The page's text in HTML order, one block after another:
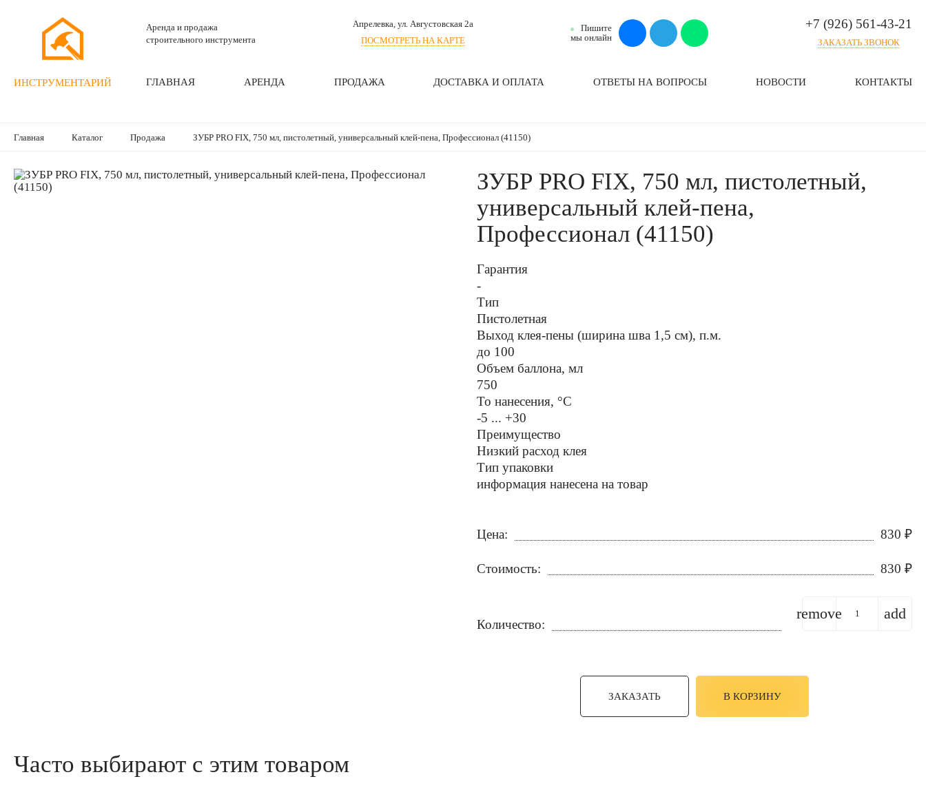
ИНСТРУМЕНТАРИЙ
Аренда и продажа
строительного инструмента
Апрелевка, ул. Августовская 2а
ПОСМОТРЕТЬ НА КАРТЕ
Пишите
мы онлайн
+7 (926) 561-43-21
ЗАКАЗАТЬ ЗВОНОК
ГЛАВНАЯ АРЕНДА ПРОДАЖА ДОСТАВКА И ОПЛАТА ОТВЕТЫ НА ВОПРОСЫ НОВОСТИ КОНТАКТЫ
Главная Каталог Продажа ЗУБР PRO FIX, 750 мл, пистолетный, универсальный клей-пена, Профессионал (41150)
ЗУБР PRO FIX, 750 мл, пистолетный,
универсальный клей-пена,
Профессионал (41150)
Гарантия
-
Тип
Пистолетная
Выход клея-пены (ширина шва 1,5 см), п.м.
до 100
Объем баллона, мл
750
To нанесения, °C
-5 ... +30
Преимущество
Низкий расход клея
Тип упаковки
информация нанесена на товар
Цена: 830 ₽
Стоимость: 830 ₽
Количество:
remove add
ЗАКАЗАТЬ В КОРЗИНУ
Часто выбирают с этим товаром